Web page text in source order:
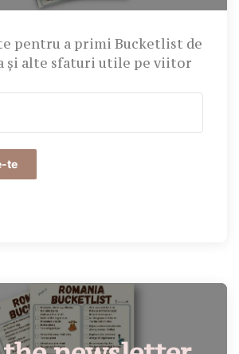
pentru a primi Bucketlist de
și alte sfaturi utile pe viitor
te